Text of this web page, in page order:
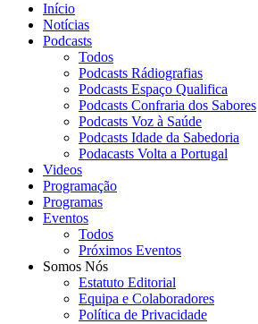
Início
Notícias
Podcasts
Todos
Podcasts Rádiografias
Podcasts Espaço Qualifica
Podcasts Confraria dos Sabores
Podcasts Voz à Saúde
Podcasts Idade da Sabedoria
Podacasts Volta a Portugal
Videos
Programação
Programas
Eventos
Todos
Próximos Eventos
Somos Nós
Estatuto Editorial
Equipa e Colaboradores
Política de Privacidade